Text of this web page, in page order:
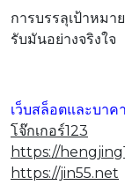
การบรรลุเป้าหมา
รับมันอย่างจริงใจ
เว็บสล็อตและบาค
โจ๊กเกอร์123
https://
https://jin55.net